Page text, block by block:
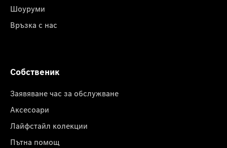
Шоуруми
Връзка с нас
Собственик
Заявяване час за обслужване
Аксесоари
Лайфстайл колекции
Пътна помощ